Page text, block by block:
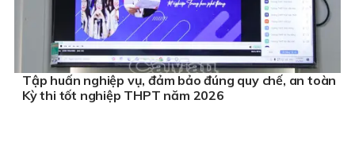
Tập huấn nghiệp vụ, đảm bảo đúng quy chế, an toàn
Kỳ thi tốt nghiệp THPT năm 2026